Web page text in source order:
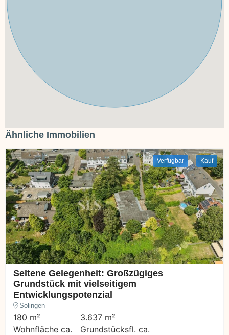
Ähnliche Immobilien
Verfügbar Kauf
Seltene Gelegenheit: Großzügiges
Grundstück mit vielseitigem
Entwicklungspotenzial
Solingen
180 m²
Wohnfläche ca.
3.637 m²
Grundstücksfl. ca.